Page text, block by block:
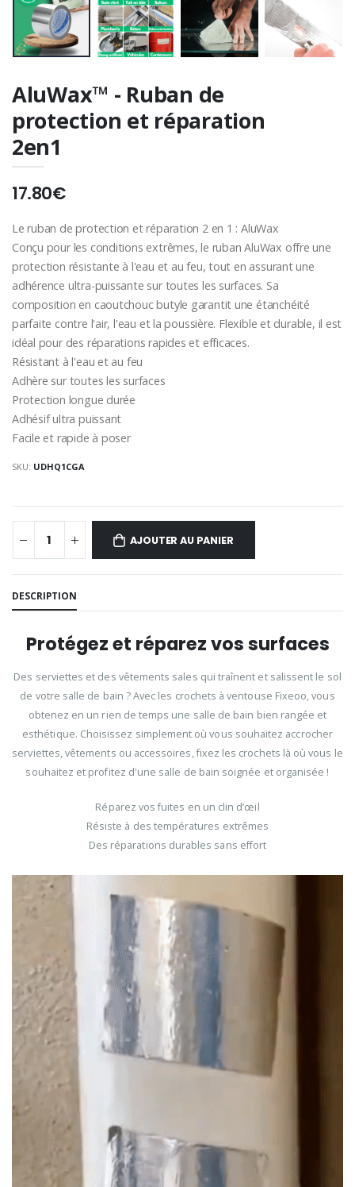
AluWax™ - Ruban de
protection et réparation
2en1
17.80€
Le ruban de protection et réparation 2 en 1 : AluWax
Conçu pour les conditions extrêmes, le ruban AluWax offre une
protection résistante à l'eau et au feu, tout en assurant une
adhérence ultra-puissante sur toutes les surfaces. Sa
composition en caoutchouc butyle garantit une étanchéité
parfaite contre l'air, l'eau et la poussière. Flexible et durable, il est
idéal pour des réparations rapides et efficaces.
Résistant à l'eau et au feu
Adhère sur toutes les surfaces
Protection longue durée
Adhésif ultra puissant
Facile et rapide à poser
SKU: UDHQ1CGA
AJOUTER AU PANIER
DESCRIPTION
Protégez et réparez vos surfaces
Des serviettes et des vêtements sales qui traînent et salissent le sol
de votre salle de bain ? Avec les crochets à ventouse Fixeoo, vous
obtenez en un rien de temps une salle de bain bien rangée et
esthétique. Choisissez simplement où vous souhaitez accrocher
serviettes, vêtements ou accessoires, fixez les crochets là où vous le
souhaitez et profitez d'une salle de bain soignée et organisée !
Réparez vos fuites en un clin d’œil
Résiste à des températures extrêmes
Des réparations durables sans effort